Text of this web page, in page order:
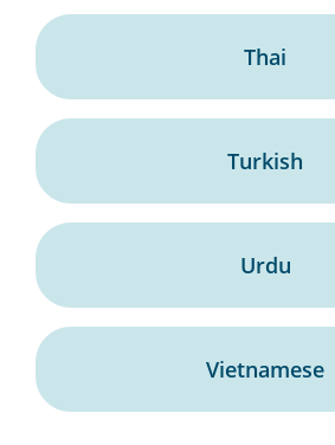
Thai
Turkish
Urdu
Vietnamese